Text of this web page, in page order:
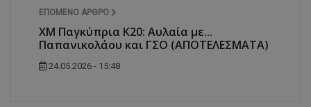
ΕΠΌΜΕΝΟ ΆΡΘΡΟ
ΧΜ Παγκύπρια Κ20: Αυλαία με...
Παπανικολάου και ΓΣΟ (ΑΠΟΤΕΛΕΣΜΑΤΑ)
24.05.2026 - 15:48